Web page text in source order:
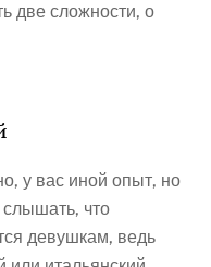
две сложности, о
у вас иной опыт, но
что
девушкам, ведь